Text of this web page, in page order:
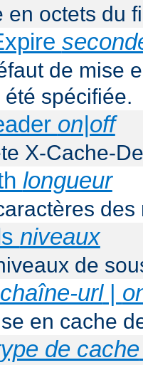
en octets du
de mise
spécifiée.
on|off
X-Cache-
longueur
niveaux
de
chaîne-url|
en cache
de cache